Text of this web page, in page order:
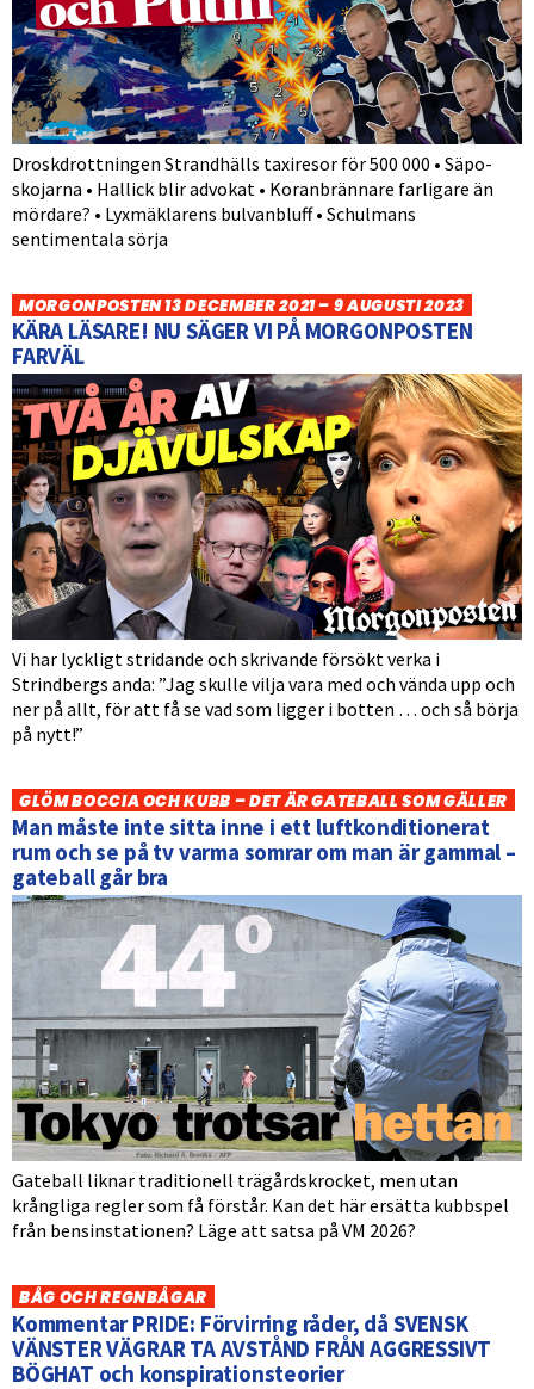
Droskdrottningen Strandhälls taxiresor för 500 000 • Säpo-
skojarna • Hallick blir advokat • Koranbrännare farligare än
mördare? • Lyxmäklarens bulvanbluff • Schulmans
sentimentala sörja
MORGONPOSTEN 13 DECEMBER 2021 – 9 AUGUSTI 2023
KÄRA LÄSARE! NU SÄGER VI PÅ MORGONPOSTEN
FARVÄL
Vi har lyckligt stridande och skrivande försökt verka i
Strindbergs anda: ”Jag skulle vilja vara med och vända upp och
ner på allt, för att få se vad som ligger i botten … och så börja
på nytt!”
GLÖM BOCCIA OCH KUBB – DET ÄR GATEBALL SOM GÄLLER
Man måste inte sitta inne i ett luftkonditionerat
rum och se på tv varma somrar om man är gammal –
gateball går bra
Gateball liknar traditionell trägårdskrocket, men utan
krångliga regler som få förstår. Kan det här ersätta kubbspel
från bensinstationen? Läge att satsa på VM 2026?
BÅG OCH REGNBÅGAR
Kommentar PRIDE: Förvirring råder, då SVENSK
VÄNSTER VÄGRAR TA AVSTÅND FRÅN AGGRESSIVT
BÖGHAT och konspirationsteorier